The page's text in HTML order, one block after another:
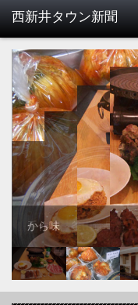
手作り 釜山食品店